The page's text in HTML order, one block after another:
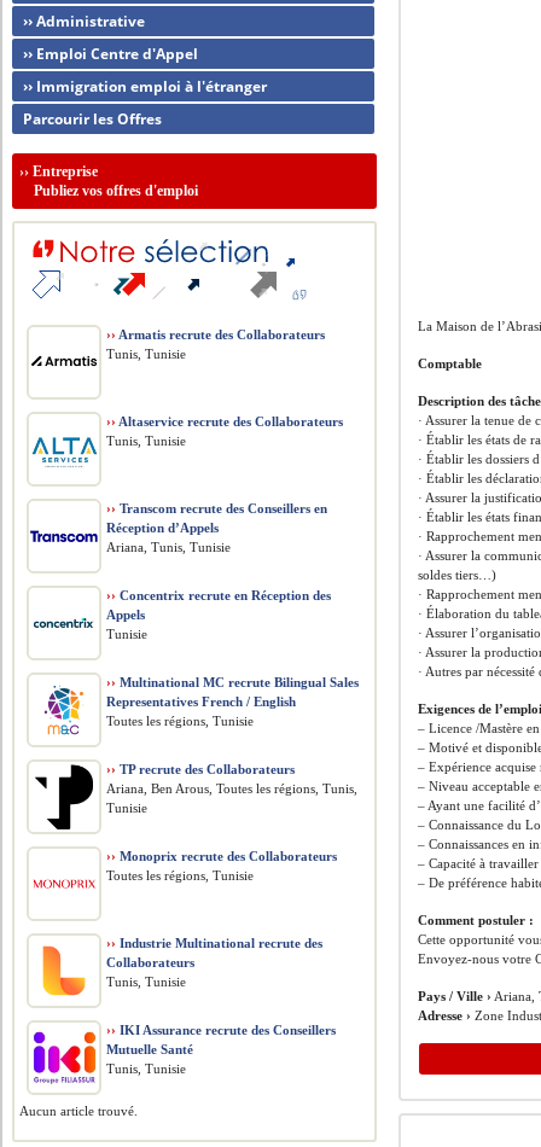
La Maison de
Comptable
Description des
· Assurer la tenue de
· Établir les états de
· Établir les dossiers
· Établir les
· Assurer la
· Établir les états
· Rapprochement
· Assurer la
soldes tiers…)
· Rapprochement
· Élaboration du
· Assurer
· Assurer la
· Autres par nécessité
Exigences de
– Licence /Mastère
– Motivé et
– Expérience
– Niveau acceptable
– Ayant une facilité
– Connaissance du
– Connaissances en
– Capacité à
– De préférence
Comment postuler :
Cette opportunité
Envoyez-nous votre
Pays / Ville › Ariana,
Adresse › Zone
›› Administrative
›› Emploi Centre d'Appel
›› Immigration emploi à l'étranger
Parcourir les Offres
››Entreprise
Publiez vos offres d'emploi
›› Armatis recrute des Collaborateurs
Tunis, Tunisie
›› Altaservice recrute des Collaborateurs
Tunis, Tunisie
›› Transcom recrute des Conseillers en
Réception d’Appels
Ariana, Tunis, Tunisie
›› Concentrix recrute en Réception des
Appels
Tunisie
›› Multinational MC recrute Bilingual Sales
Representatives French / English
Toutes les régions, Tunisie
›› TP recrute des Collaborateurs
Ariana, Ben Arous, Toutes les régions, Tunis,
Tunisie
›› Monoprix recrute des Collaborateurs
Toutes les régions, Tunisie
›› Industrie Multinational recrute des
Collaborateurs
Tunis, Tunisie
›› IKI Assurance recrute des Conseillers
Mutuelle Santé
Tunis, Tunisie
Aucun article trouvé.